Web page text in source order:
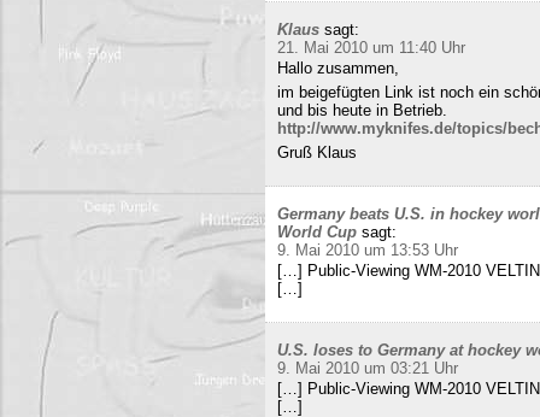
Klaus sagt:
21. Mai 2010 um 11:40 Uhr
Hallo zusammen,
im beigefügten Link ist noch ein
und bis heute in Betrieb.
http://www.myknifes.de/topics/
Gruß Klaus
Germany beats U.S. in hockey
World Cup sagt:
9. Mai 2010 um 13:53 Uhr
[…] Public-Viewing WM-2010
[…]
U.S. loses to Germany at hockey
9. Mai 2010 um 03:21 Uhr
[…] Public-Viewing WM-2010
[…]